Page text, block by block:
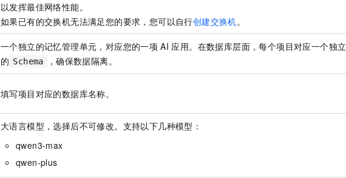
以发挥最佳网络性能。
如果已有的交换机无法满足您的要求，您可以自行创建交换机。
一个独立的记忆管理单元，对应您的一项 AI 应用。在数据库层面，每个项目对应一个独立
的 Schema ，确保数据隔离。
填写项目对应的数据库名称。
大语言模型，选择后不可修改。支持以下几种模型：
qwen3-max
qwen-plus